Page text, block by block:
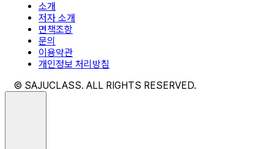
소개
저자 소개
면책조항
문의
이용약관
개인정보 처리방침
© SAJUCLASS. ALL RIGHTS RESERVED.